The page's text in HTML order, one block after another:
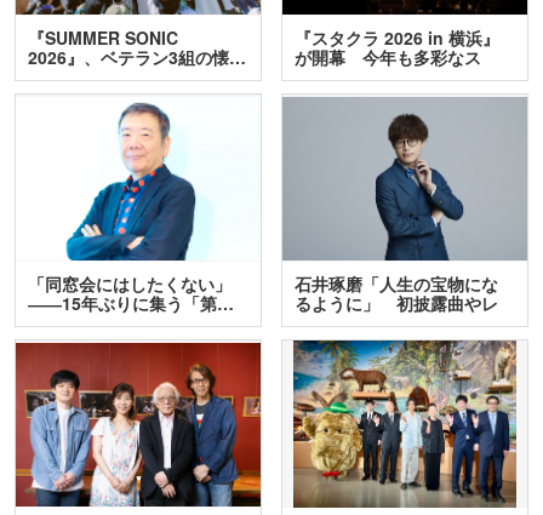
『SUMMER SONIC
2026』、ベテラン3組の懐…
『スタクラ 2026 in 横浜』
が開幕 今年も多彩なス
テ…
「同窓会にはしたくない」
――15年ぶりに集う「第…
石井琢磨「人生の宝物にな
るように」 初披露曲やレ
ア…